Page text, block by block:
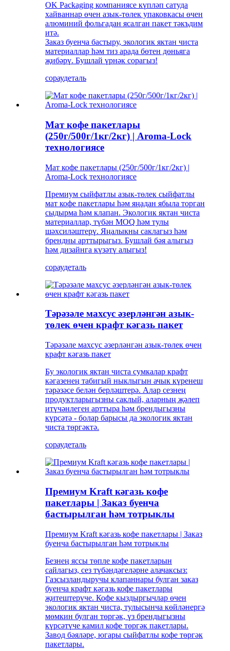
OK Packaging компаниясе күпләп сатуда
хайваннар өчен азык-төлек упаковкасы өчен
алюминий фольгадан ясалган пакет тәкъдим
итә.
Заказ буенча бастыру, экологик яктан чиста
материаллар һәм тиз арада бөтен дөньяга
җибәрү. Бушлай үрнәк сорагыз!
сораудеталь
Мат кофе пакетлары
(250г/500г/1кг/2кг) | Aroma-Lock
технологиясе
Мат кофе пакетлары (250г/500г/1кг/2кг) |
Aroma-Lock технологиясе
Премиум сыйфатлы азык-төлек сыйфатлы
мат кофе пакетлары һәм яңадан ябыла торган
сыдырма һәм клапан. Экологик яктан чиста
материаллар, түбән MOQ һәм тулы
шәхсиләштерү. Яңалыкны саклагыз һәм
брендны арттырыгыз. Бушлай бәя алыгыз
һәм дизайнга күзәтү алыгыз!
сораудеталь
Тәрәзәле махсус әзерләнгән азык-
төлек өчен крафт кәгазь пакет
Тәрәзәле махсус әзерләнгән азык-төлек өчен
крафт кәгазь пакет
Бу экологик яктан чиста сумкалар крафт
кәгазенең табигый ныклыгын ачык күренеш
тәрәзәсе белән берләштерә. Алар сезнең
продуктларыгызны саклый, аларның җәлеп
итүчәнлеген арттыра һәм брендыгызны
күрсәтә - болар барысы да экологик яктан
чиста төргәктә.
сораудеталь
Премиум Kraft кәгазь кофе
пакетлары | Заказ буенча
бастырылган һәм тотрыклы
Премиум Kraft кәгазь кофе пакетлары | Заказ
буенча бастырылган һәм тотрыклы
Безнең яссы төпле кофе пакетларын
сайлагыз, сез түбәндәгеләрне алачаксыз:
Газсызландыручы клапаннары булган заказ
буенча крафт кәгазь кофе пакетлары
җитештерүче. Кофе кыздыргычлар өчен
экологик яктан чиста, тулысынча көйләнергә
мөмкин булган төргәк, үз брендыгызны
күрсәтүче камил кофе төргәк пакетлары.
Завод бәяләре, югары сыйфатлы кофе төргәк
пакетлары.